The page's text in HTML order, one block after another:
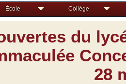
École Collège
du
28